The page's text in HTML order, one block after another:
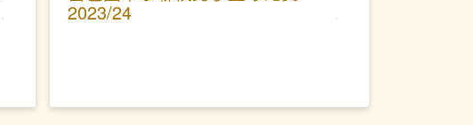
2023/24